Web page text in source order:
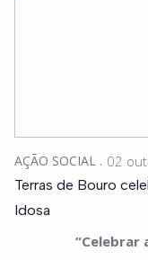
AÇÃO SOCIAL 02
Terras de Bouro
Idosa
“Celebrar